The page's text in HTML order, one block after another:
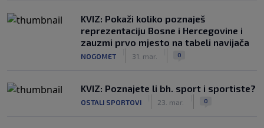
KVIZ: Pokaži koliko poznaješ
reprezentaciju Bosne i Hercegovine i
zauzmi prvo mjesto na tabeli navijača
NOGOMET 31. mar. 0
KVIZ: Poznajete li bh. sport i sportiste?
OSTALI SPORTOVI 23. mar. 0